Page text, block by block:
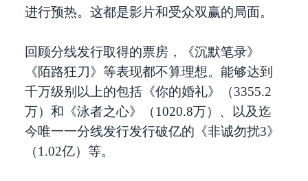
进行预热。这都是影片和受众双赢的局面。
回顾分线发行取得的票房，《沉默笔录》
《陌路狂刀》等表现都不算理想。能够达到
千万级别以上的包括《你的婚礼》（3355.2
万）和《泳者之心》（1020.8万）、以及迄
今唯一一分线发行发行破亿的《非诚勿扰3》
（1.02亿）等。